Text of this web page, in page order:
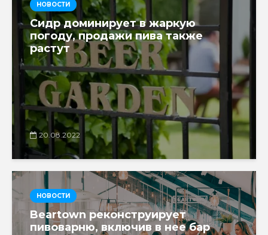
НОВОСТИ
Сидр доминирует в жаркую
погоду, продажи пива также
растут
20.08.2022
НОВОСТИ
Beartown реконструирует
пивоварню, включив в нее бар